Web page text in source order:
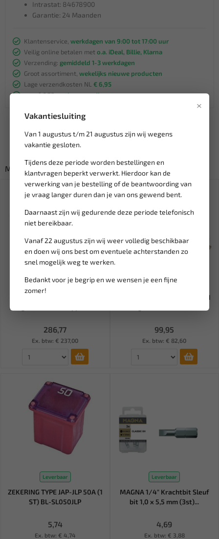
×
Vakantiesluiting
Van 1 augustus t/m 21 augustus zijn wij wegens
vakantie gesloten.
Tijdens deze periode worden bestellingen en
klantvragen beperkt verwerkt. Hierdoor kan de
verwerking van je bestelling of de beantwoording van
je vraag langer duren dan je van ons gewend bent.
Daarnaast zijn wij gedurende deze periode telefonisch
niet bereikbaar.
Vanaf 22 augustus zijn wij weer volledig beschikbaar
en doen wij ons best om eventuele achterstanden zo
snel mogelijk weg te werken.
Bedankt voor je begrip en we wensen je een fijne
zomer!
Intrastat: 84678900
Garantie: 24 Maanden
Klantenservice, werkdagen van 9:00 tot 17:00 uur
Veilig online betalen met o.a. iDeal, Billie, Klarna
Verzending: gemiddeld 1-3 werkdagen
Groot assortiment, wekelijks nieuwe producten
Lage verzendkosten NL € 6,95
vanaf € 75gratis verzending
Misschien ook interessant:
Leverbaar
delig met 6-kant doppen en...
286,77
Ex. btw: € 237,00
Leverbaar
WEBER TOOLS Doppenset 171
99,95
Ex. btw: € 82,60
Leverbaar
ZEKERING TYPE JAP-JLP 50A (1
ST) BL-SL050JLP
5,74
Ex. btw: € 4,74
Leverbaar
MAGNA 1/4" Krachtbit Sleuf
bit 1,0 x 5,5 mm (3st)...
4,69
Ex. btw: € 3,88